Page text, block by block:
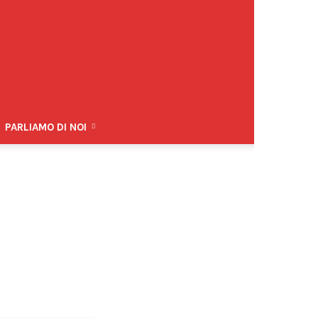
PARLIAMO DI NOI